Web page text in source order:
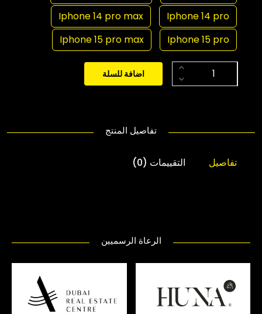
Iphone 14 pro
Iphone 14 pro max
Iphone 15 pro
Iphone 15 pro max
اضافة للسلة
تفاصيل المنتج
تفاصيل التقييمات (0)
الرعاة الرسميين